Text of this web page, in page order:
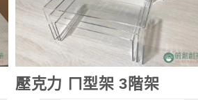
壓克力 ㄇ型架 3階架